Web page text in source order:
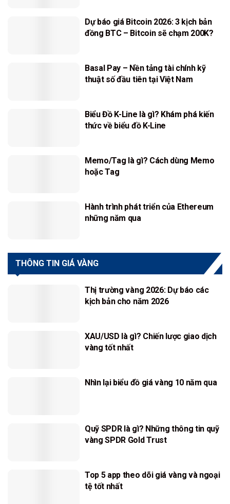
Dự báo giá Bitcoin 2026: 3 kịch bản
đồng BTC – Bitcoin sẽ chạm 200K?
Basal Pay – Nền tảng tài chính kỹ
thuật số đầu tiên tại Việt Nam
Biểu Đồ K-Line là gì? Khám phá kiến
thức về biểu đồ K-Line
Memo/Tag là gì? Cách dùng Memo
hoặc Tag
Hành trình phát triển của Ethereum
những năm qua
THÔNG TIN GIÁ VÀNG
Thị trường vàng 2026: Dự báo các
kịch bản cho năm 2026
XAU/USD là gì? Chiến lược giao dịch
vàng tốt nhất
Nhìn lại biểu đồ giá vàng 10 năm qua
Quỹ SPDR là gì? Những thông tin quỹ
vàng SPDR Gold Trust
Top 5 app theo dõi giá vàng và ngoại
tệ tốt nhất